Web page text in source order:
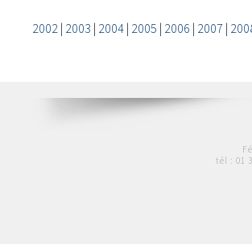
2002| 2003 | 2004| 2005 | 2006 | 2007 |
tél : 01